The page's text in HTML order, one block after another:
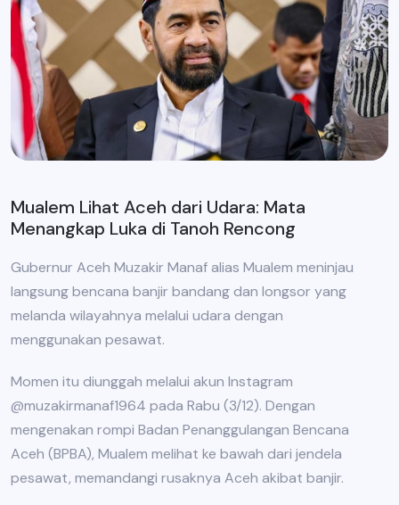
Mualem Lihat Aceh dari Udara: Mata
Menangkap Luka di Tanoh Rencong
Gubernur Aceh Muzakir Manaf alias Mualem meninjau
langsung bencana banjir bandang dan longsor yang
melanda wilayahnya melalui udara dengan
menggunakan pesawat.
Momen itu diunggah melalui akun Instagram
@muzakirmanaf1964 pada Rabu (3/12). Dengan
mengenakan rompi Badan Penanggulangan Bencana
Aceh (BPBA), Mualem melihat ke bawah dari jendela
pesawat, memandangi rusaknya Aceh akibat banjir.